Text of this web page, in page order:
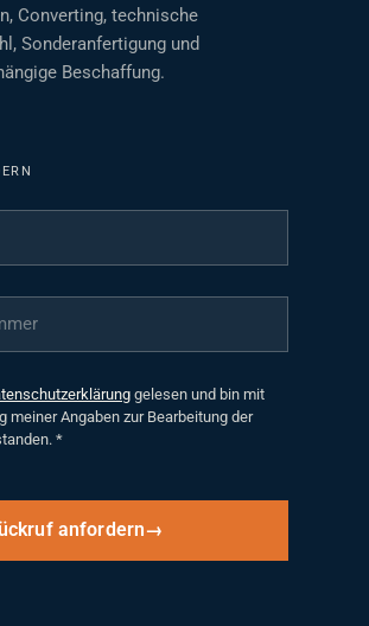
Converting, technische
Sonderanfertigung und
Beschaffung.
gelesen und bin mit
meiner Angaben zur Bearbeitung der
*
anfordern